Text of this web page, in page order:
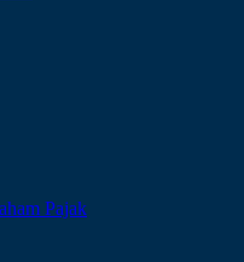
Pajak